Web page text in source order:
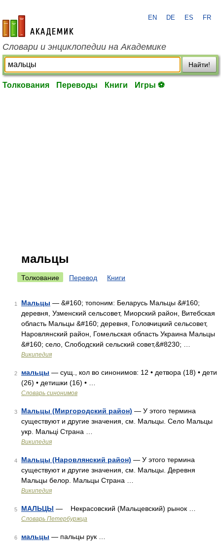
academic.ru
EN DE ES FR
Словари и энциклопедии на Академике
Найти!
Толкования Переводы Книги Игры ⚽
мальцы
Толкование Перевод Книги
1 Мальцы — &#160; топоним: Беларусь Мальцы &#160;
деревня, Узменский сельсовет, Миорский район, Витебская
область Мальцы &#160; деревня, Головчицкий сельсовет,
Наровлянский район, Гомельская область Украина Мальцы
&#160; село, Слободский сельский совет,&#8230; …
Википедия
2 мальцы — сущ., кол во синонимов: 12 • детвора (18) • дети
(26) • детишки (16) • …
Словарь синонимов
3 Мальцы (Миргородский район) — У этого термина
существуют и другие значения, см. Мальцы. Село Мальцы
укр. Мальці Страна …
Википедия
4 Мальцы (Наровлянский район) — У этого термина
существуют и другие значения, см. Мальцы. Деревня
Мальцы белор. Мальцы Страна …
Википедия
5 МАЛЬЦЫ — Некрасовский (Мальцевский) рынок …
Словарь Петербуржца
6 мальцы — пальцы рук …